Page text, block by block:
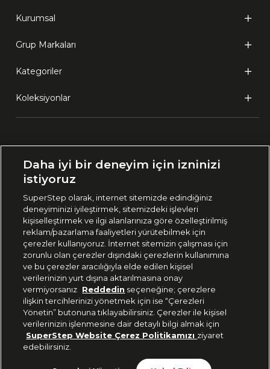
Kurumsal
Grup Markaları
Kategoriler
Koleksiyonlar
🇹🇷 Türkiye
444 37 36
Uygulamadan Takip Edin
Bizi Takip Edin
Daha iyi bir deneyim için izninizi
istiyoruz
SuperStep olarak, internet sitemizde edindiğiniz
deneyiminizi iyileştirmek, sitemizdeki işlevleri
kişiselleştirmek ve ilgi alanlarınıza göre özelleştirilmiş
reklam/pazarlama faaliyetleri yürütebilmek için
çerezler kullanıyoruz. İnternet sitemizin çalışması için
zorunlu olan çerezler dışındaki çerezlerin kullanımına
ve bu çerezler aracılığıyla elde edilen kişisel
verilerinizin yurt dışına aktarılmasına onay
vermiyorsanız Reddedin seçeneğine; çerezlere
ilişkin tercihlerinizi yönetmek için ise “Çerezleri
Yönetin” butonuna tıklayabilirsiniz. Çerezler ile kişisel
verilerinizin işlenmesine dair detaylı bilgi almak için
SuperStep Website Çerez Politikamızı ziyaret
edebilirsiniz.